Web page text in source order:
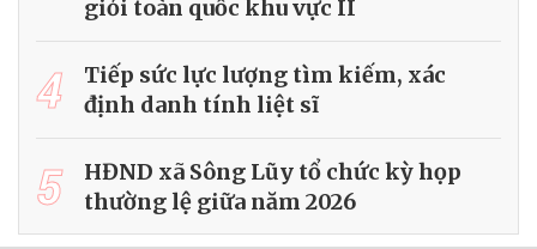
giỏi toàn quốc khu vực II
4
Tiếp sức lực lượng tìm kiếm, xác
định danh tính liệt sĩ
5
HĐND xã Sông Lũy tổ chức kỳ họp
thường lệ giữa năm 2026